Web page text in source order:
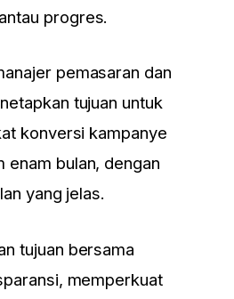
progres.
pemasaran dan
tujuan untuk
konversi kampanye
enam bulan, dengan
yang jelas.
tujuan bersama
memperkuat